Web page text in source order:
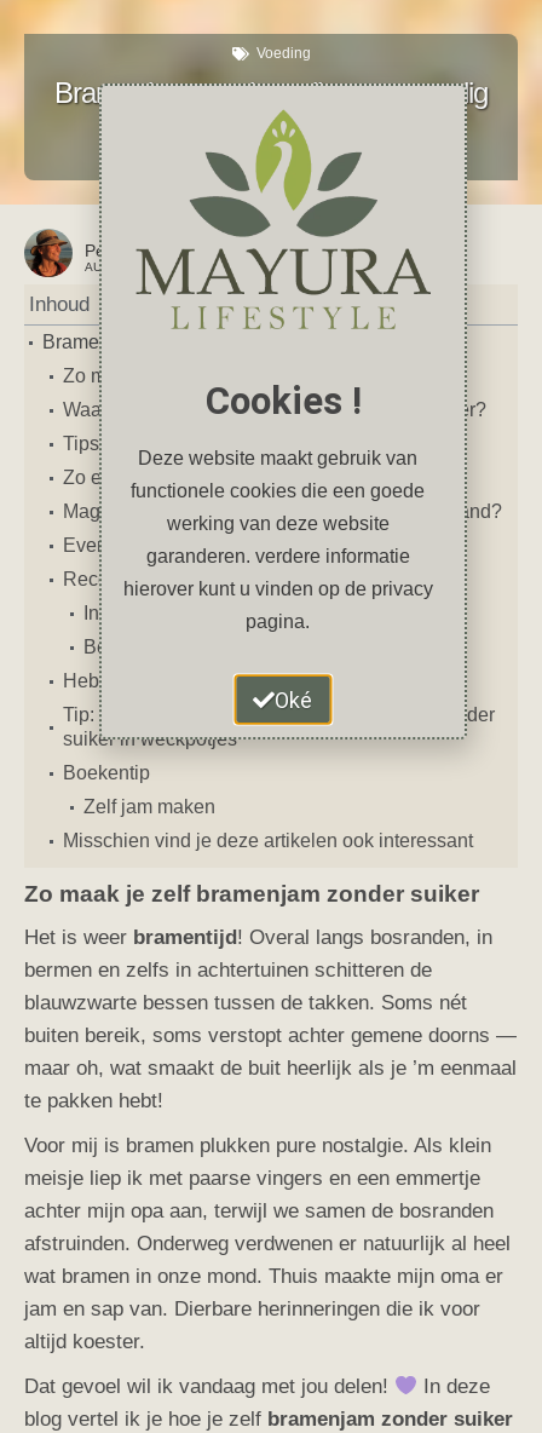
Voeding
Bramenjam zonder suiker: eenvoudig
recept
augustus 27, 2025 3 reacties
Petra
AUTEUR VAN DIT ARTIKEL
Inhoud
Bramenjam zonder suiker: eenvoudig recept
Zo maak je zelf bramenjam zonder suiker
Waarom bramenjam zonder geraffineerde suiker?
Tips voor de allerlekkerste bramenjam
Zo eet je bramenjam zonder suiker
Mag je bramen plukken uit de natuur in Nederland?
Even opletten: vossenlintworm
Recept: bramenjam zonder suiker
Ingrediënten
Bereiding
Heb jij weleens zelf bramenjam gemaakt?
Tip: bewaar jouw zelfgemaakte bramenjam zonder
suiker in weckpotjes
Boekentip
Zelf jam maken
Misschien vind je deze artikelen ook interessant
Zo maak je zelf bramenjam zonder suiker
Het is weer bramentijd ! Overal langs bosranden, in
bermen en zelfs in achtertuinen schitteren de
blauwzwarte bessen tussen de takken. Soms nét
buiten bereik, soms verstopt achter gemene doorns —
maar oh, wat smaakt de buit heerlijk als je ’m eenmaal
te pakken hebt!
Voor mij is bramen plukken pure nostalgie. Als klein
meisje liep ik met paarse vingers en een emmertje
achter mijn opa aan, terwijl we samen de bosranden
afstruinden. Onderweg verdwenen er natuurlijk al heel
wat bramen in onze mond. Thuis maakte mijn oma er
jam en sap van. Dierbare herinneringen die ik voor
altijd koester.
Dat gevoel wil ik vandaag met jou delen!
In deze
blog vertel ik je hoe je zelf bramenjam zonder suiker
Cookies !
Deze website maakt gebruik van
functionele cookies die een goede
werking van deze website
garanderen. verdere informatie
hierover kunt u vinden op de privacy
pagina.
Oké